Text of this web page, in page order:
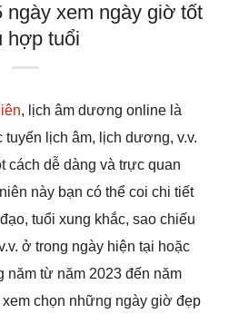
ngày xem ngày giờ tốt
hợp tuổi
, lịch âm dương online là
lịch âm, lịch dương, v.v.
cách dễ dàng và trực quan
này bạn có thể coi chi tiết
tuổi xung khắc, sao chiếu
ở trong ngày hiện tại hoặc
năm từ năm 2023 đến năm
chọn những ngày giờ đẹp